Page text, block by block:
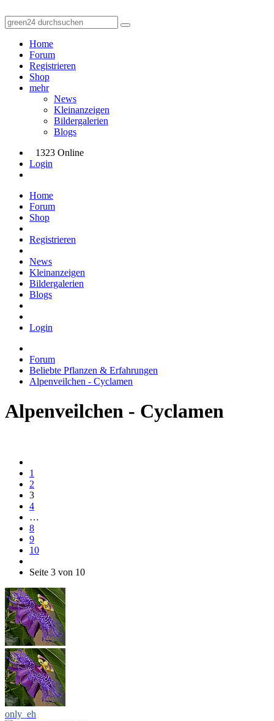
Home
Forum
Registrieren
Shop
mehr
News
Kleinanzeigen
Bildergalerien
Blogs
1323 Online
Login
Home
Forum
Shop
Registrieren
News
Kleinanzeigen
Bildergalerien
Blogs
Login
Forum
Beliebte Pflanzen & Erfahrungen
Alpenveilchen - Cyclamen
Alpenveilchen - Cyclamen
1
2
3
4
…
8
9
10
Seite 3 von 10
only_eh